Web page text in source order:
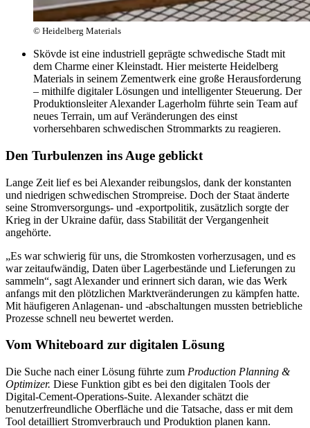
© Heidelberg Materials
Skövde ist eine industriell geprägte schwedische Stadt mit
dem Charme einer Kleinstadt. Hier meisterte Heidelberg
Materials in seinem Zementwerk eine große Herausforderung
– mithilfe digitaler Lösungen und intelligenter Steuerung. Der
Produktionsleiter Alexander Lagerholm führte sein Team auf
neues Terrain, um auf Veränderungen des einst
vorhersehbaren schwedischen Strommarkts zu reagieren.
Den Turbulenzen ins Auge geblickt
Lange Zeit lief es bei Alexander reibungslos, dank der konstanten
und niedrigen schwedischen Strompreise. Doch der Staat änderte
seine Stromversorgungs- und ‑exportpolitik, zusätzlich sorgte der
Krieg in der Ukraine dafür, dass Stabilität der Vergangenheit
angehörte.
„Es war schwierig für uns, die Stromkosten vorherzusagen, und es
war zeitaufwändig, Daten über Lagerbestände und Lieferungen zu
sammeln“, sagt Alexander und erinnert sich daran, wie das Werk
anfangs mit den plötzlichen Marktveränderungen zu kämpfen hatte.
Mit häufigeren Anlagenan- und ‑abschaltungen mussten betriebliche
Prozesse schnell neu bewertet werden.
Vom Whiteboard zur digitalen Lösung
Die Suche nach einer Lösung führte zum Production Planning &
Optimizer. Diese Funktion gibt es bei den digitalen Tools der
Digital-Cement-Operations-Suite. Alexander schätzt die
benutzerfreundliche Oberfläche und die Tatsache, dass er mit dem
Tool detailliert Stromverbrauch und Produktion planen kann.